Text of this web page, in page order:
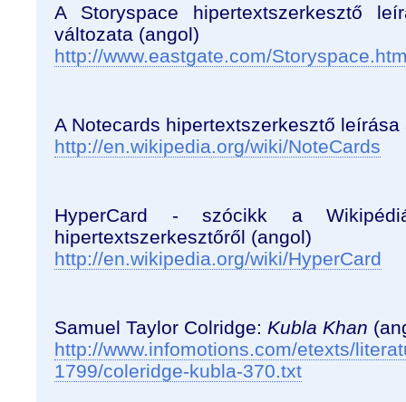
A Storyspace hipertextszerkesztő
változata (angol)
http://www.eastgate.com/
A Notecards hipertextszerkesztő
http://en.wikipedia.org/wiki/NoteCards
HyperCard - szócikk a
hipertextszerkesztőről (angol)
http://en.wikipedia.org/wiki/HyperCard
Samuel Taylor Colridge: Kubla Khan
http://www.infomotions.com/etexts/
1799/coleridge-kubla-370.txt